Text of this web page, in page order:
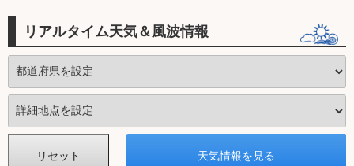
リアルタイム天気＆風波情報